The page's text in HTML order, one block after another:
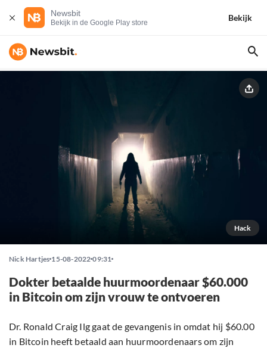
Newsbit
Bekijk in de Google Play store
Bekijk
Hack
Nick Hartjes 15-08-2022 09:31
Dokter betaalde huurmoordenaar $60.000
in Bitcoin om zijn vrouw te ontvoeren
Dr. Ronald Craig Ilg gaat de gevangenis in omdat hij $60.00
in Bitcoin heeft betaald aan huurmoordenaars om zijn